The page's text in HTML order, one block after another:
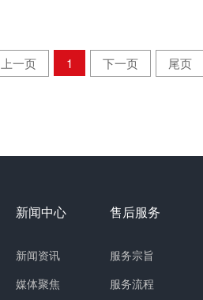
上一页 1 下一页 尾页
新闻中心
新闻资讯
媒体聚焦
售后服务
服务宗旨
服务流程